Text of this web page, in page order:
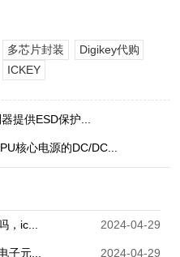
多芯片封装
Digikey代购
ICKEY
提供ESD保护...
核心电源的DC/DC...
，ic... 2024-04-29
子元... 2024-04-29